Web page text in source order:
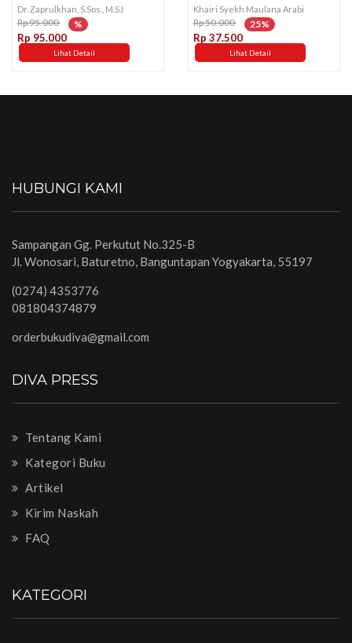
Dr. Zaprulkhan, S.Sos., M.S.I
Rp 95.000 %
Rp 95.000
Lihat Detail
Khairi Syekh Maulana Arabi
Rp 50.000 25%
Rp 37.500
Lihat Detail
HUBUNGI KAMI
Sampangan Gg. Perkutut No.325-B
Jl. Wonosari, Baturetno, Banguntapan Yogyakarta, 55197
(0274) 4353776
081804374879
orderbukudiva@gmail.com
DIVA PRESS
Tentang Kami
Kategori Buku
Artikel
Kirim Naskah
FAQ
KATEGORI